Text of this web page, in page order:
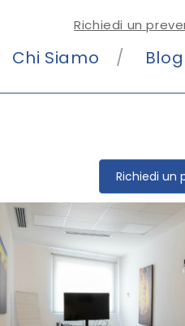
Richiedi un
Chi Siamo Blog
Richiedi un